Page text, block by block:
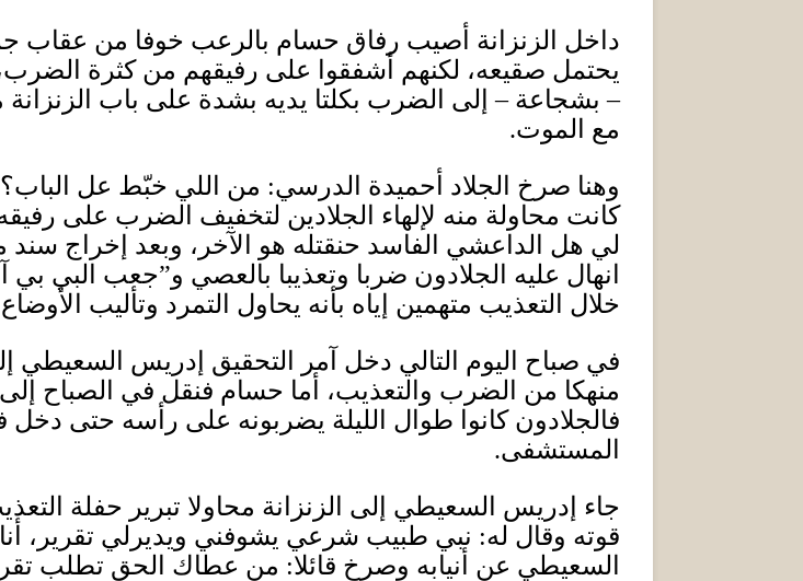
داخل الزنزانة أصيب رفاق حسام بالرعب خوفا من عقاب
يحتمل صقيعه، لكنهم أشفقوا على رفيقهم من كثرة الضرب،
– بشجاعة – إلى الضرب بكلتا يديه بشدة على باب
مع الموت.
وهنا صرخ الجلاد أحميدة الدرسي: من اللي خبّط عل
كانت محاولة منه لإلهاء الجلادين لتخفيف الضرب على
لي هل الداعشي الفاسد حنقتله هو الآخر، وبعد إخراج سند
انهال عليه الجلادون ضربا وتعذيبا بالعصي و”جعب البي
خلال التعذيب متهمين إياه بأنه يحاول التمرد وتأليب
في صباح اليوم التالي دخل آمر التحقيق إدريس السعيطي
منهكا من الضرب والتعذيب، أما حسام فنقل في الصباح
فالجلادون كانوا طوال الليلة يضربونه على رأسه حتى دخل
المستشفى.
جاء إدريس السعيطي إلى الزنزانة محاولا تبرير حفلة
قوته وقال له: نبي طبيب شرعي يشوفني ويديرلي تقرير،
السعيطي عن أنيابه وصرخ قائلا: من عطاك الحق تطلب